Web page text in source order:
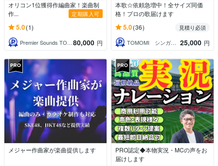
オリコン1位獲得作編曲家！楽曲制
作...
定期購入可
5.0(1)
Premier Sounds TOKYO 80,000 円
本歌☆依頼急増中！全サイズ同価
格！プロの歌届けます
5.0(36)
見積り必須
TOMOMI シンガー・ボーカル講師
25,000 円
メジャー作曲家が楽曲提供します
PRO認定◆本物実況・MCの声をお
届けします